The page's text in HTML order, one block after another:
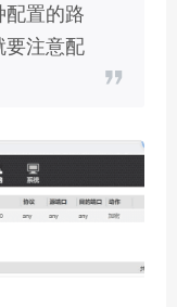
配置的路
要注意配